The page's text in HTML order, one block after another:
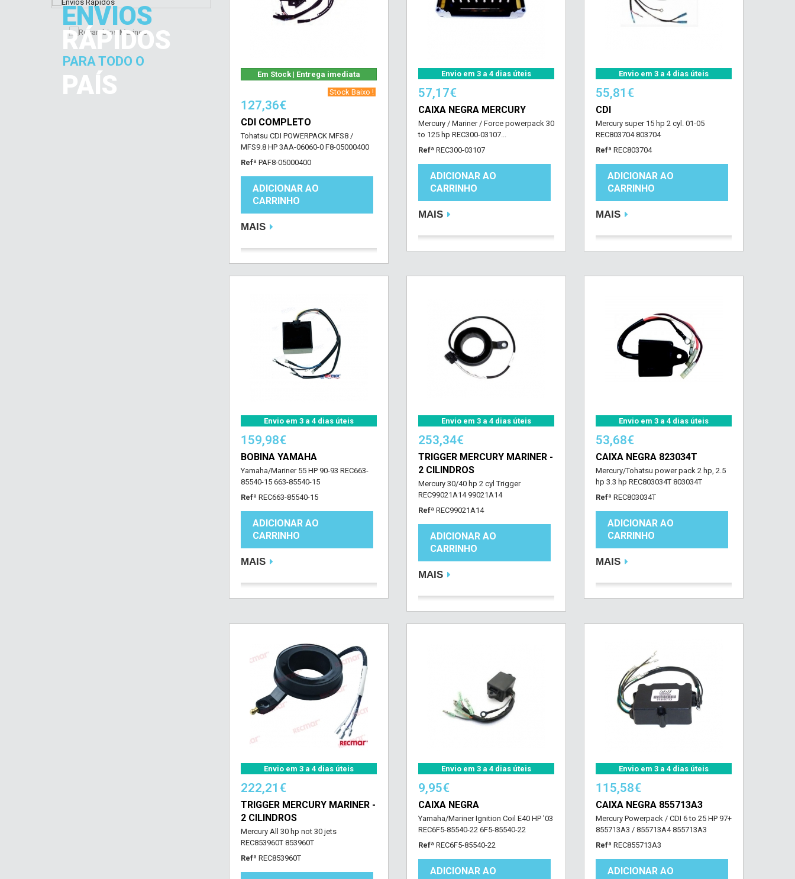
ENVIOS
RÁPIDOS
PARA TODO O
PAÍS
Em Stock | Entrega imediata
‎ Stock Baixo !‎ ‎
127,36€
CDI COMPLETO
Tohatsu CDI POWERPACK MFS8 /
MFS9.8 HP 3AA-06060-0 F8-05000400
Refª PAF8-05000400
ADICIONAR AO
CARRINHO
MAIS
Envio em 3 a 4 dias úteis
57,17€
CAIXA NEGRA MERCURY
Mercury / Mariner / Force powerpack 30
to 125 hp REC300-03107...
Refª REC300-03107
ADICIONAR AO
CARRINHO
MAIS
Envio em 3 a 4 dias úteis
55,81€
CDI
Mercury super 15 hp 2 cyl. 01-05
REC803704 803704
Refª REC803704
ADICIONAR AO
CARRINHO
MAIS
Envio em 3 a 4 dias úteis
159,98€
BOBINA YAMAHA
Yamaha/Mariner 55 HP 90-93 REC663-
85540-15 663-85540-15
Refª REC663-85540-15
ADICIONAR AO
CARRINHO
MAIS
Envio em 3 a 4 dias úteis
253,34€
TRIGGER MERCURY MARINER -
2 CILINDROS
Mercury 30/40 hp 2 cyl Trigger
REC99021A14 99021A14
Refª REC99021A14
ADICIONAR AO
CARRINHO
MAIS
Envio em 3 a 4 dias úteis
53,68€
CAIXA NEGRA 823034T
Mercury/Tohatsu power pack 2 hp, 2.5
hp 3.3 hp REC803034T 803034T
Refª REC803034T
ADICIONAR AO
CARRINHO
MAIS
Envio em 3 a 4 dias úteis
222,21€
TRIGGER MERCURY MARINER -
2 CILINDROS
Mercury All 30 hp not 30 jets
REC853960T 853960T
Refª REC853960T
Envio em 3 a 4 dias úteis
9,95€
CAIXA NEGRA
Yamaha/Mariner Ignition Coil E40 HP '03
REC6F5-85540-22 6F5-85540-22
Refª REC6F5-85540-22
ADICIONAR AO
Envio em 3 a 4 dias úteis
115,58€
CAIXA NEGRA 855713A3
Mercury Powerpack / CDI 6 to 25 HP 97+
855713A3 / 855713A4 855713A3
Refª REC855713A3
ADICIONAR AO